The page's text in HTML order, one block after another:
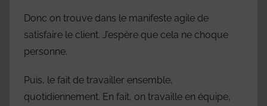
Donc on trouve dans le manifeste agile de
satisfaire le client. J’espère que cela ne choque
personne.
Puis, le fait de travailler ensemble,
quotidiennement. En fait, on travaille en équipe,